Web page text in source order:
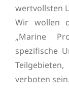
wertvollsten
Wir wollen
„Marine
spezifische
verboten sein.